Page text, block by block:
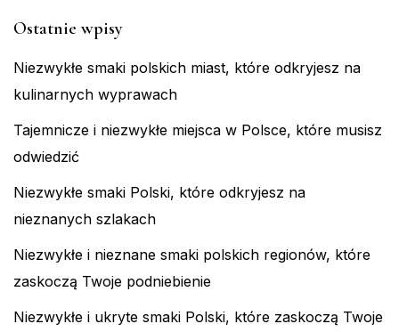
Ostatnie wpisy
Niezwykłe smaki polskich miast, które odkryjesz na
kulinarnych wyprawach
Tajemnicze i niezwykłe miejsca w Polsce, które musisz
odwiedzić
Niezwykłe smaki Polski, które odkryjesz na
nieznanych szlakach
Niezwykłe i nieznane smaki polskich regionów, które
zaskoczą Twoje podniebienie
Niezwykłe i ukryte smaki Polski, które zaskoczą Twoje